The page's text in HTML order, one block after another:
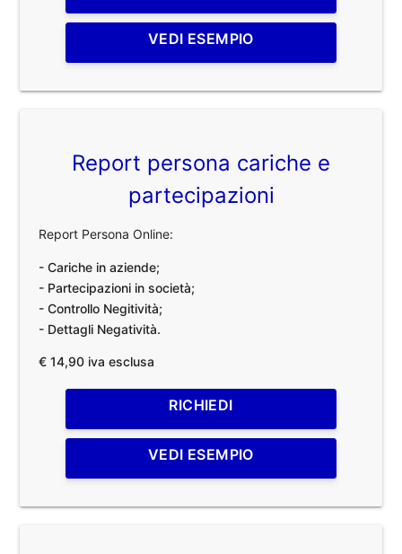
VEDI ESEMPIO
Report persona cariche e
partecipazioni
Report Persona Online:
- Cariche in aziende;
- Partecipazioni in società;
- Controllo Negitività;
- Dettagli Negatività.
€ 14,90 iva esclusa
RICHIEDI
VEDI ESEMPIO